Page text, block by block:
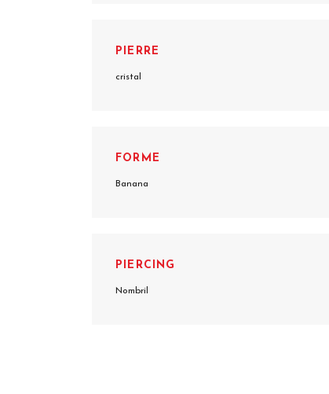
PIERRE
cristal
FORME
Banana
PIERCING
Nombril